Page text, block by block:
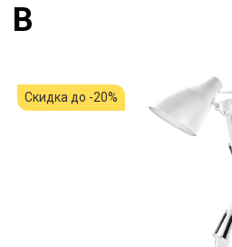
В
Скидка до -20%